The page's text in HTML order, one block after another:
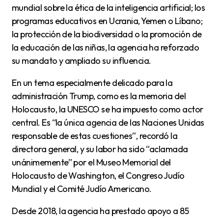
mundial sobre la ética de la inteligencia artificial; los
programas educativos en Ucrania, Yemen o Líbano;
la protección de la biodiversidad o la promoción de
la educación de las niñas, la agencia ha reforzado
su mandato y ampliado su influencia.
En un tema especialmente delicado para la
administración Trump, como es la memoria del
Holocausto, la UNESCO se ha impuesto como actor
central. Es “la única agencia de las Naciones Unidas
responsable de estas cuestiones”, recordó la
directora general, y su labor ha sido “aclamada
unánimemente” por el Museo Memorial del
Holocausto de Washington, el Congreso Judío
Mundial y el Comité Judío Americano.
Desde 2018, la agencia ha prestado apoyo a 85